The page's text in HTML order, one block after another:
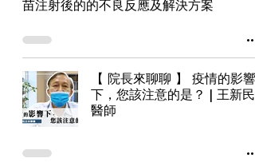
苗注射後的的不良反應及解決方案
【 院長來聊聊 】 疫情的影響
下，您該注意的是？ | 王新民
醫師